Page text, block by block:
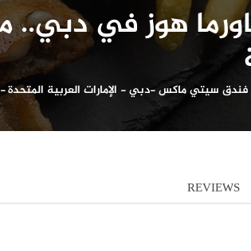
هوز في دبي..
سيتي ماكس -دبي - الإمارات العربية المتحدة-
REVIEWS